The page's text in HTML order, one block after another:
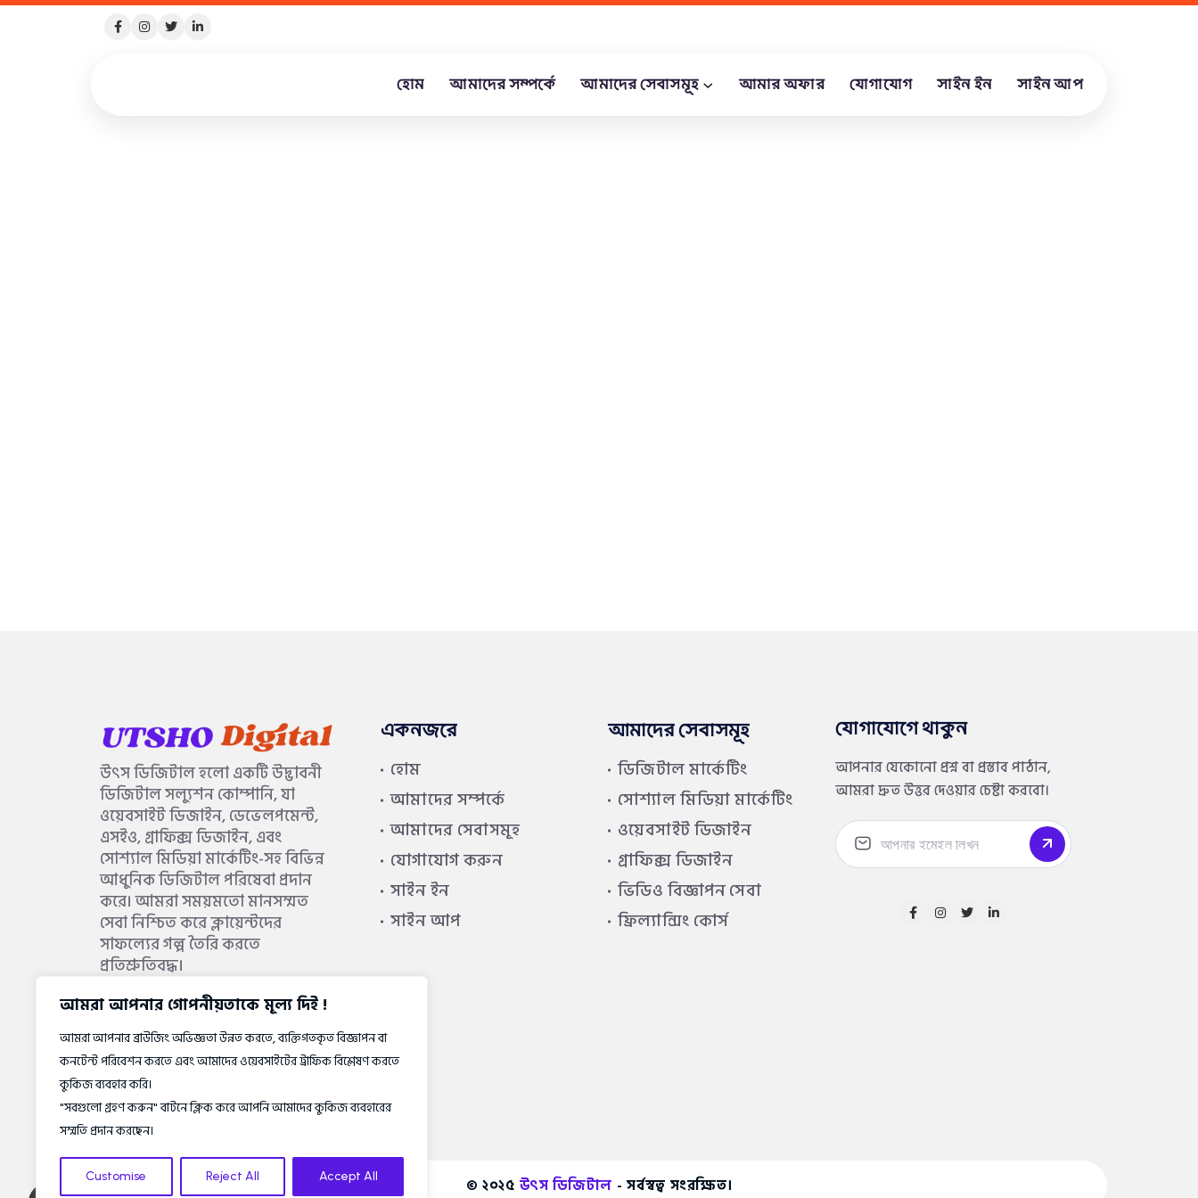
আমরা আপনার গোপনীয়তাকে মূল্য দিই !
আমরা আপনার ব্রাউজিং অভিজ্ঞতা উন্নত করতে, ব্যক্তিগতকৃত বিজ্ঞাপন বা
কনটেন্ট পরিবেশন করতে এবং আমাদের ওয়েবসাইটের ট্রাফিক বিশ্লেষণ করতে
কুকিজ ব্যবহার করি।
"সবগুলো গ্রহণ করুন" বাটনে ক্লিক করে আপনি আমাদের কুকিজ ব্যবহারের
সম্মতি প্রদান করছেন।
Customise Reject All Accept All
হোম আমাদের সম্পর্কে আমাদের সেবাসমূহ আমার অফার যোগাযোগ সাইন ইন সাইন আপ
উৎস ডিজিটাল হলো একটি উদ্ভাবনী
ডিজিটাল সল্যুশন কোম্পানি, যা
ওয়েবসাইট ডিজাইন, ডেভেলপমেন্ট,
এসইও, গ্রাফিক্স ডিজাইন, এবং
সোশ্যাল মিডিয়া মার্কেটিং-সহ বিভিন্ন
আধুনিক ডিজিটাল পরিষেবা প্রদান
করে। আমরা সময়মতো মানসম্মত
সেবা নিশ্চিত করে ক্লায়েন্টদের
সাফল্যের গল্প তৈরি করতে
প্রতিশ্রুতিবদ্ধ।
আরও জানুন
একনজরে
হোম
আমাদের সম্পর্কে
আমাদের সেবাসমূহ
যোগাযোগ করুন
সাইন ইন
সাইন আপ
আমাদের সেবাসমূহ
ডিজিটাল মার্কেটিং
সোশ্যাল মিডিয়া মার্কেটিং
ওয়েবসাইট ডিজাইন
গ্রাফিক্স ডিজাইন
ভিডিও বিজ্ঞাপন সেবা
ফ্রিল্যান্সিং কোর্স
যোগাযোগে থাকুন
আপনার যেকোনো প্রশ্ন বা প্রস্তাব পাঠান,
আমরা দ্রুত উত্তর দেওয়ার চেষ্টা করবো।
© ২০২৫ উৎস ডিজিটাল - সর্বস্বত্ব সংরক্ষিত।